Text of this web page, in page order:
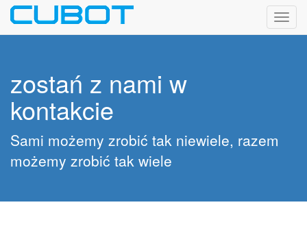
zostań z nami w
kontakcie
Sami możemy zrobić tak niewiele, razem
możemy zrobić tak wiele